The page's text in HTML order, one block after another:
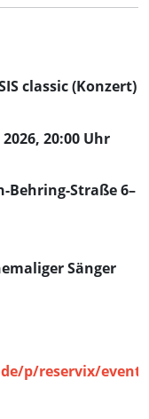
classic (Konzert)
20:00 Uhr
Behring-Straße 6–
Sänger
p/reservix/event/